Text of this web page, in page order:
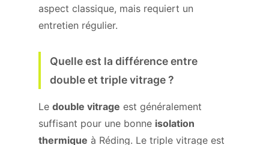
aspect classique, mais requiert un
entretien régulier.
Quelle est la différence entre
double et triple vitrage ?
Le double vitrage est généralement
suffisant pour une bonne isolation
thermique à Réding. Le triple vitrage est